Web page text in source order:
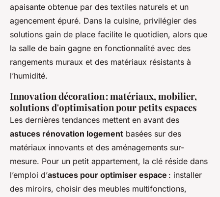
apaisante obtenue par des textiles naturels et un
agencement épuré. Dans la cuisine, privilégier des
solutions gain de place facilite le quotidien, alors que
la salle de bain gagne en fonctionnalité avec des
rangements muraux et des matériaux résistants à
l’humidité.
Innovation décoration : matériaux, mobilier,
solutions d'optimisation pour petits espaces
Les dernières tendances mettent en avant des
astuces rénovation logement basées sur des
matériaux innovants et des aménagements sur-
mesure. Pour un petit appartement, la clé réside dans
l’emploi d’astuces pour optimiser espace : installer
des miroirs, choisir des meubles multifonctions,